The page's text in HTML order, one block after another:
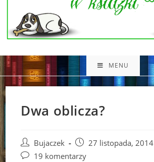
MENU
Dwa oblicza?
Post
author:
Bujaczek
Post
published:
27 listopada, 2014
Post19 komentarzy